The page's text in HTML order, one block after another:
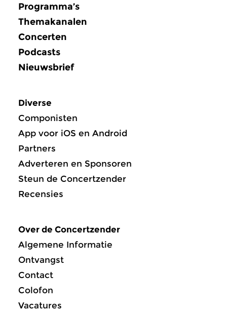
Programma’s
Themakanalen
Concerten
Podcasts
Nieuwsbrief
Diverse
Componisten
App voor iOS en Android
Partners
Adverteren en Sponsoren
Steun de Concertzender
Recensies
Over de Concertzender
Algemene Informatie
Ontvangst
Contact
Colofon
Vacatures